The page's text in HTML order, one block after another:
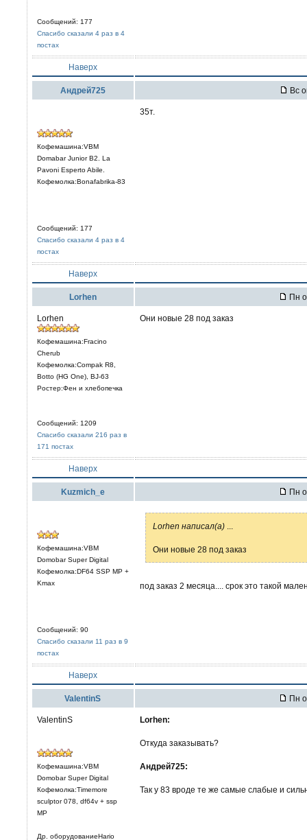
Сообщений: 177
Спасибо сказали 4 раз в 4
постах
Наверх
Андрей725 Вс
Кофемашина:VBM
Domabar Junior B2. La
Pavoni Esperto Abile.
Кофемолка:Bonafabrika-83
Сообщений: 177
Спасибо сказали 4 раз в 4
постах
35т.
Наверх
Lorhen Пн
Lorhen
Кофемашина:Fracino
Cherub
Кофемолка:Compak R8,
Botto (HG One), BJ-63
Ростер:Фен и хлебопечка
Сообщений: 1209
Спасибо сказали 216 раз в
171 постах
Они новые 28 под заказ
Наверх
Kuzmich_e Пн
Кофемашина:VBM
Domobar Super Digital
Кофемолка:DF64 SSP MP +
Kmax
Сообщений: 90
Спасибо сказали 11 раз в 9
постах
Lorhen написал(а)
Они новые 28 под заказ
под заказ 2 месяца.... срок это такой
Наверх
ValentinS Пн
ValentinS
Кофемашина:VBM
Domobar Super Digital
Кофемолка:Timemore
sculptor 078, df64v + ssp
MP
Др. оборудованиеHario
Lorhen:
Откуда заказывать?
Андрей725:
Так у 83 вроде те же самые слабые и